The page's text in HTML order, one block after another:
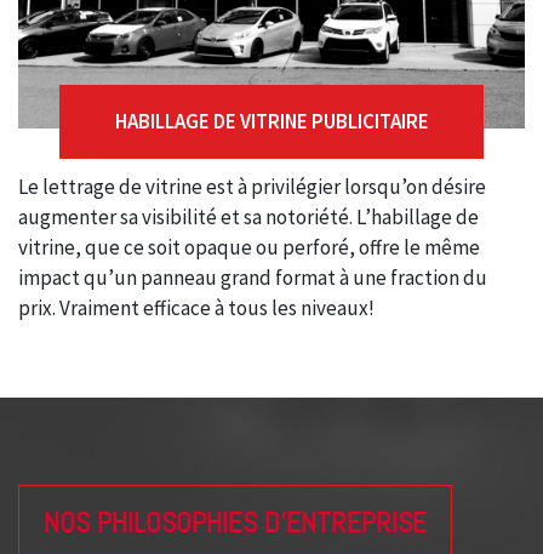
HABILLAGE DE VITRINE PUBLICITAIRE
Le lettrage de vitrine est à privilégier lorsqu’on désire
augmenter sa visibilité et sa notoriété. L’habillage de
vitrine, que ce soit opaque ou perforé, offre le même
impact qu’un panneau grand format à une fraction du
prix. Vraiment efficace à tous les niveaux!
NOS PHILOSOPHIES D'ENTREPRISE